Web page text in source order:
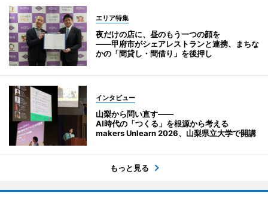
エリア特集
夜だけの店に、昼のもう一つの顔を
――甲府市がシェアレストランと連携、まちな
かの「間貸し・間借り」を後押し
インタビュー
山梨から問い直す――
AI時代の「つくる」を根源から考える
makers Unlearn 2026、山梨県立大学で開講
もっと見る